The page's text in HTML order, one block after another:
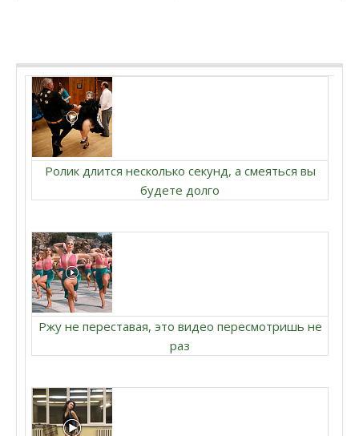
Ролик длится несколько секунд, а смеяться вы
будете долго
Ржу не переставая, это видео пересмотришь не
раз